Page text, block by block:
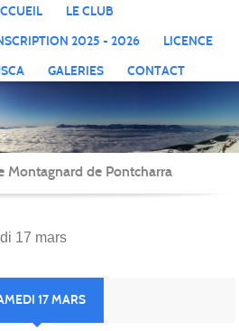
LE CLUB
2025 - 2026
LICENCE
GALERIES CONTACT
Montagnard de Pontcharra
17 mars
17 MARS